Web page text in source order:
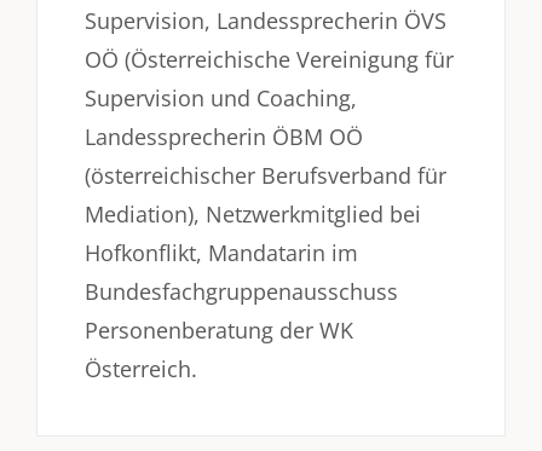
Supervision, Landessprecherin ÖVS
OÖ (Österreichische Vereinigung für
Supervision und Coaching,
Landessprecherin ÖBM OÖ
(österreichischer Berufsverband für
Mediation), Netzwerkmitglied bei
Hofkonflikt, Mandatarin im
Bundesfachgruppenausschuss
Personenberatung der WK
Österreich.